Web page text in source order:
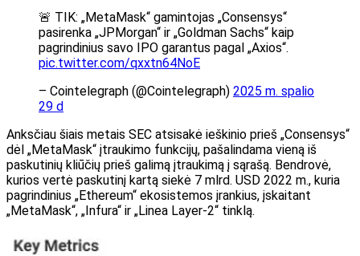
🚨 TIK: „MetaMask“ gamintojas „Consensys“
pasirenka „JPMorgan“ ir „Goldman Sachs“ kaip
pagrindinius savo IPO garantus pagal „Axios“.
pic.twitter.com/qxxtn64NoE
– Cointelegraph (@Cointelegraph) 2025 m. spalio
29 d
Anksčiau šiais metais SEC atsisakė ieškinio prieš „Consensys“
dėl „MetaMask“ įtraukimo funkcijų, pašalindama vieną iš
paskutinių kliūčių prieš galimą įtraukimą į sąrašą. Bendrovė,
kurios vertė paskutinį kartą siekė 7 mlrd. USD 2022 m., kuria
pagrindinius „Ethereum“ ekosistemos įrankius, įskaitant
„MetaMask“, „Infura“ ir „Linea Layer-2“ tinklą.